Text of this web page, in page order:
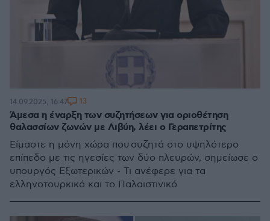
Άμεσα η έναρξη των συζητήσεων για οριοθέτηση
θαλασσίων ζωνών με Λιβύη, λέει ο Γεραπετρίτης
Είμαστε η μόνη χώρα που συζητά στο υψηλότερο
επίπεδο με τις ηγεσίες των δύο πλευρών, σημείωσε ο
υπουργός Εξωτερικών - Τι ανέφερε για τα
ελληνοτουρκικά και το Παλαιστινικό
14.09.2025, 16:47 13